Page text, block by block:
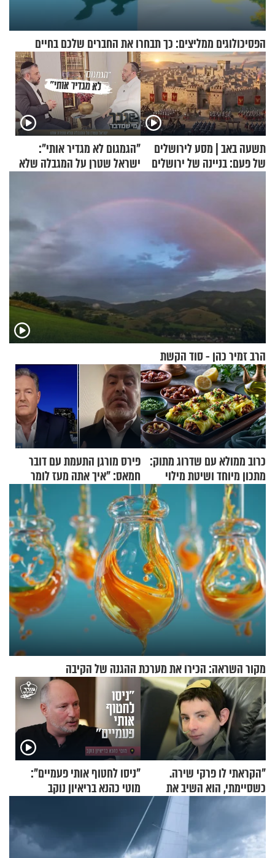
הפסיכולוגים ממליצים: כך תבחרו את החברים שלכם בחיים
תשעה באב | מסע לירושלים
של פעם: בניינה של ירושלים
"הגמגום לא מגדיר אותי":
ישראל שטרן על המגבלה שלא
הרב זמיר כהן - סוד הקשת
כרוב ממולא עם שדרוג מתוק:
מתכון מיוחד ושיטת מילוי
שאתם חייבים לנסות
פירס מורגן התעמת עם דובר
חמאס: "איך אתה מעז לומר
שלא ביצעתם פשעי מלחמה?!"
מקור השראה: הכירו את מערכת ההגנה של הקיבה
"הקראתי לו פרקי שירה.
כשסיימתי, הוא השיב את
נשמתו לבורא"
"ניסו לחטוף אותי פעמיים":
מוטי כהנא בריאיון נוקב